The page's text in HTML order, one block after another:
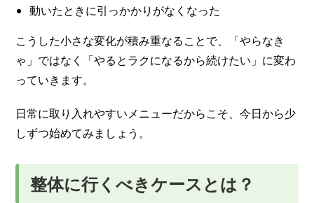
動いたときに引っかかりがなくなった
こうした小さな変化が積み重なることで、「やらなき
ゃ」ではなく「やるとラクになるから続けたい」に変わ
っていきます。
日常に取り入れやすいメニューだからこそ、今日から少
しずつ始めてみましょう。
整体に行くべきケースとは？